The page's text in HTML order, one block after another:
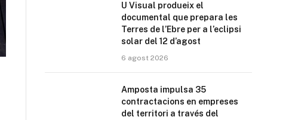
U Visual produeix el
documental que prepara les
Terres de l’Ebre per a l’eclipsi
solar del 12 d’agost
6 agost 2026
Amposta impulsa 35
contractacions en empreses
del territori a través del